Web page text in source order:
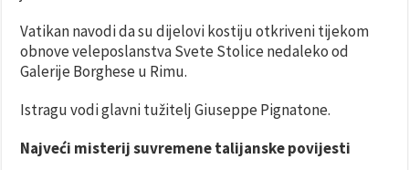
Vatikan navodi da su dijelovi kostiju otkriveni tijekom
obnove veleposlanstva Svete Stolice nedaleko od
Galerije Borghese u Rimu.
Istragu vodi glavni tužitelj Giuseppe Pignatone.
Najveći misterij suvremene talijanske povijesti